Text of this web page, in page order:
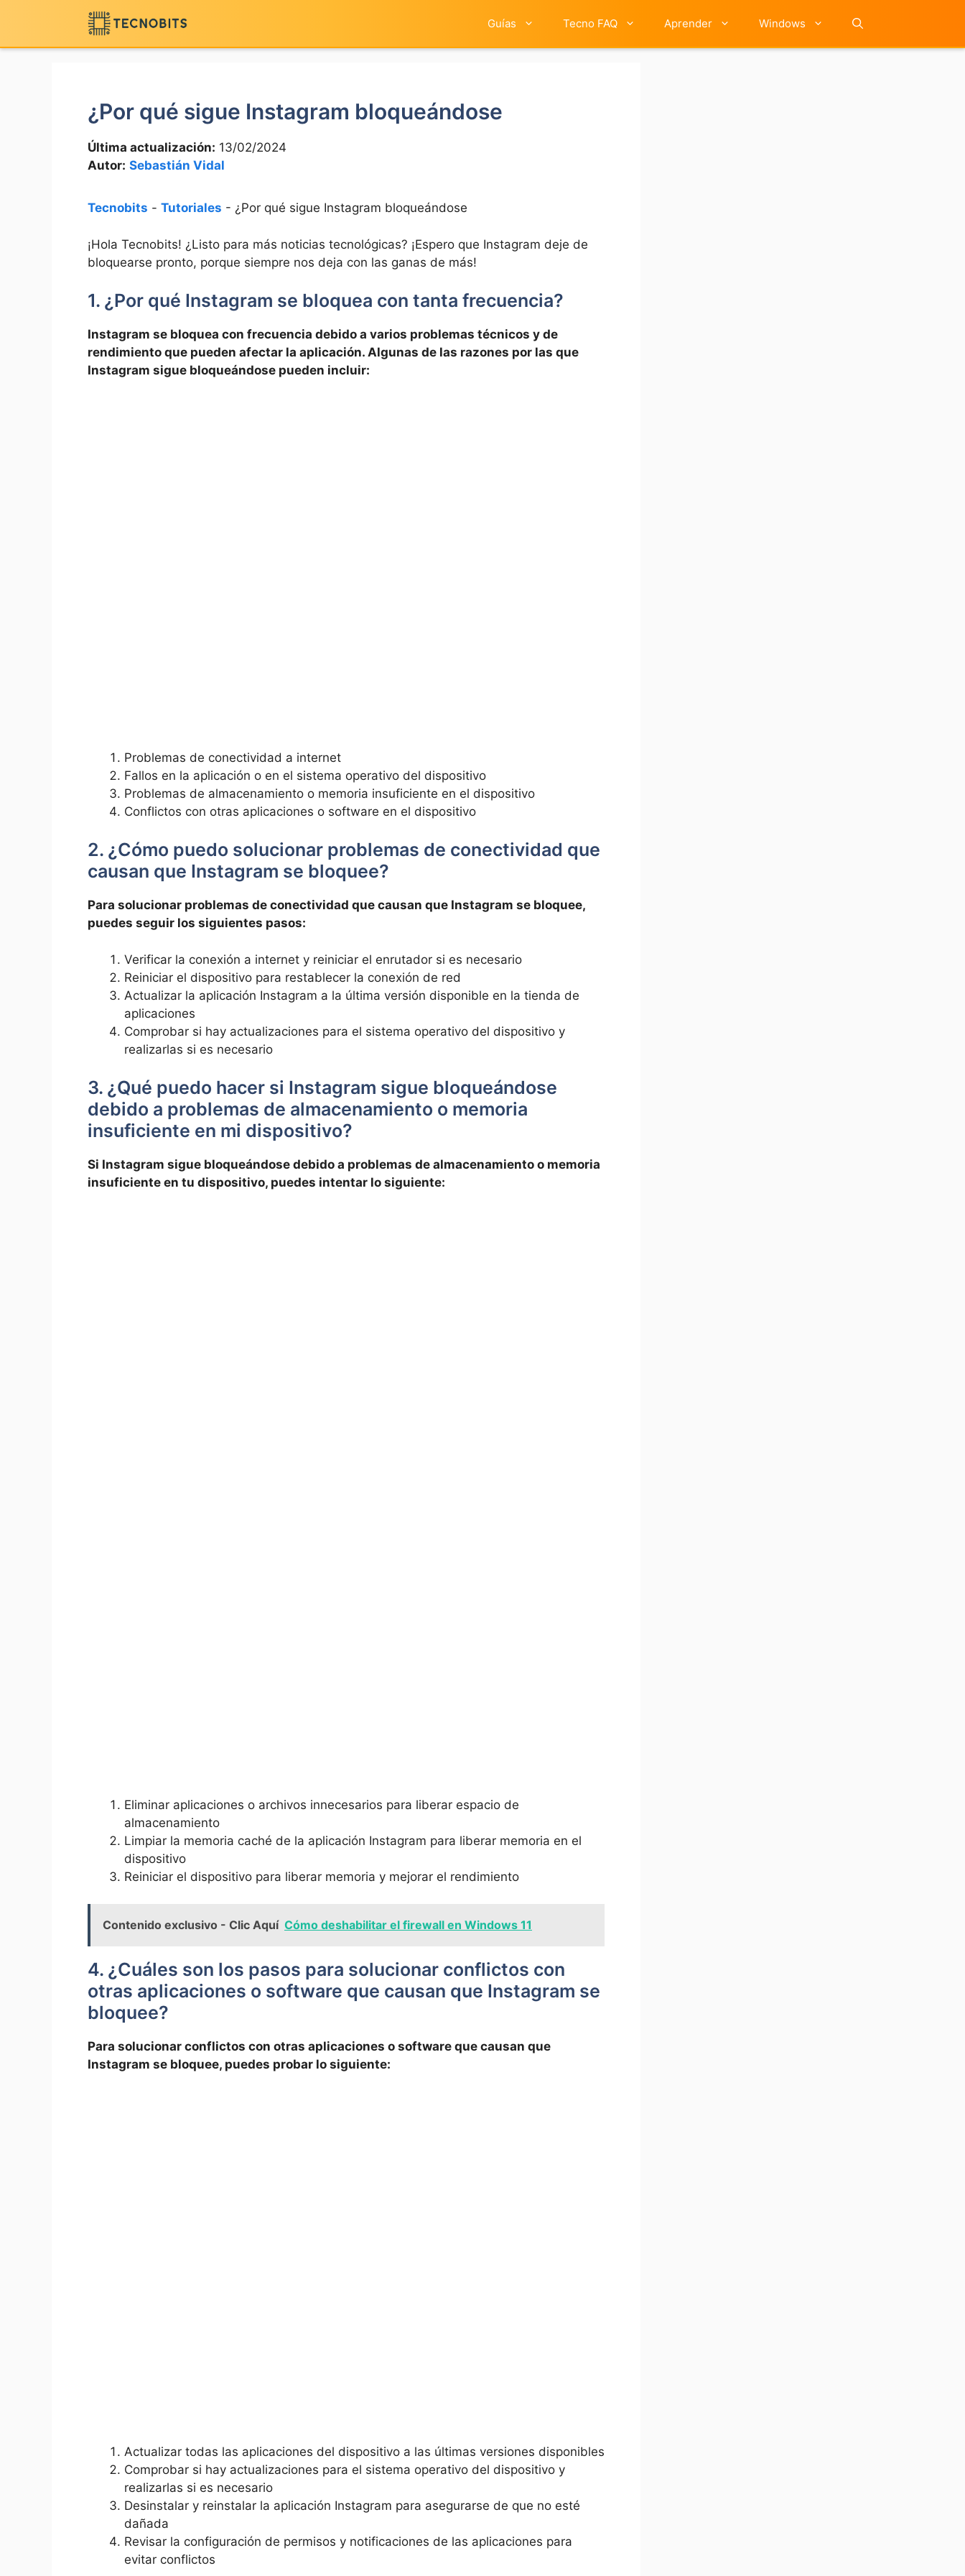
contenido
Guías Tecno FAQ Aprender Windows
¿Por qué sigue Instagram bloqueándose
Última actualización: 13/02/2024
Autor: Sebastián Vidal
Tecnobits - Tutoriales - ¿Por qué sigue Instagram bloqueándose
¡Hola Tecnobits! ¿Listo para ⁤más noticias tecnológicas? ¡Espero que Instagram ‌deje de
bloquearse pronto, ‌porque⁣ siempre nos deja ​con las ganas⁤ de más!⁢
1.​ ¿Por ⁣qué Instagram se bloquea‍ con tanta frecuencia?
Instagram se bloquea con frecuencia debido ‍a⁤ varios problemas técnicos y​ de‍
rendimiento ⁣que pueden afectar la aplicación. Algunas de las razones por‍ las​ que⁤
Instagram sigue bloqueándose​ pueden incluir:
Problemas de conectividad a internet
Fallos⁤ en la‍ aplicación o en el sistema operativo del⁢ dispositivo
Problemas de almacenamiento‌ o memoria insuficiente en el‍ dispositivo
Conflictos ⁤con otras aplicaciones o software en el⁣ dispositivo
2. ¿Cómo puedo solucionar problemas de‍ conectividad que
causan que Instagram se bloquee?
Para​ solucionar problemas‌ de conectividad que causan ⁤que Instagram se bloquee,
⁤puedes‍ seguir ⁤los ‌siguientes pasos:
Verificar la conexión a internet‌ y reiniciar‍ el enrutador ⁣si ⁣es necesario
Reiniciar el dispositivo ⁤para restablecer la ⁣conexión de red
Actualizar la aplicación Instagram a​ la última versión ‍disponible en la ⁤tienda de
aplicaciones
Comprobar si hay‌ actualizaciones para ⁣el sistema operativo del dispositivo y
realizarlas si ‌es​ necesario
3. ¿Qué ⁣puedo ‍hacer si Instagram sigue bloqueándose
debido a ⁣problemas de ‍almacenamiento o memoria
insuficiente en mi dispositivo?
Si Instagram sigue bloqueándose debido‍ a problemas‍ de​ almacenamiento o ⁤memoria⁣
insuficiente en tu ⁣dispositivo, puedes intentar ‌lo siguiente:
Eliminar aplicaciones o⁢ archivos ​innecesarios para liberar espacio de⁢
almacenamiento
Limpiar la⁢ memoria caché de la aplicación​ Instagram para liberar memoria en el
‌dispositivo
Reiniciar el ⁢dispositivo para‍ liberar memoria y‌ mejorar ‌el rendimiento
Contenido exclusivo - Clic Aquí Cómo deshabilitar el firewall en Windows 11
4. ⁢¿Cuáles son los pasos​ para ‌solucionar‍ conflictos ‍con
otras aplicaciones‍ o software que causan⁣ que Instagram se
bloquee?
Para solucionar conflictos con​ otras aplicaciones o software ​que‌ causan ⁢que
⁤Instagram se bloquee,⁢ puedes probar lo⁢ siguiente:
Actualizar todas ​las aplicaciones del dispositivo⁢ a⁢ las⁢ últimas⁣ versiones disponibles
Comprobar ⁤si ⁣hay actualizaciones⁢ para el sistema operativo del‌ dispositivo ⁤y
realizarlas‌ si‍ es necesario
Desinstalar y‍ reinstalar ⁤la aplicación ⁢Instagram para asegurarse de que‍ no esté
dañada
Revisar ⁤la configuración de⁣ permisos ​y⁢ notificaciones ‌de⁤ las aplicaciones ‍para
evitar ‍conflictos